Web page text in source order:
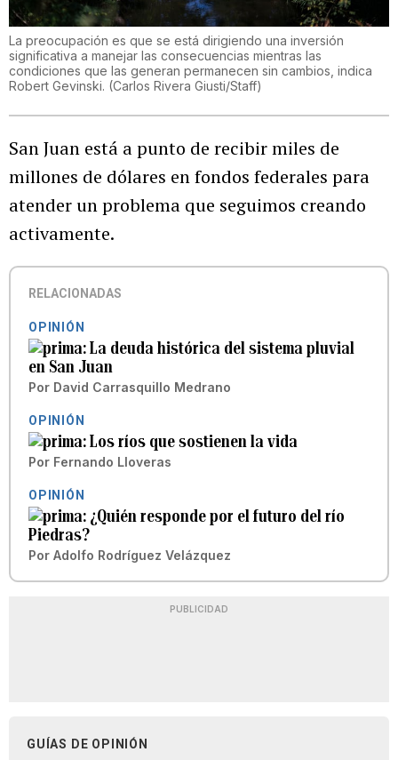
La preocupación es que se está dirigiendo una inversión
significativa a manejar las consecuencias mientras las
condiciones que las generan permanecen sin cambios, indica
Robert Gevinski. (Carlos Rivera Giusti/Staff)
San Juan está a punto de recibir miles de
millones de dólares en fondos federales para
atender un problema que seguimos creando
activamente.
RELACIONADAS
OPINIÓN
La deuda histórica del sistema pluvial
en San Juan
Por David Carrasquillo Medrano
OPINIÓN
Los ríos que sostienen la vida
Por Fernando Lloveras
OPINIÓN
¿Quién responde por el futuro del río
Piedras?
Por Adolfo Rodríguez Velázquez
PUBLICIDAD
GUÍAS DE OPINIÓN